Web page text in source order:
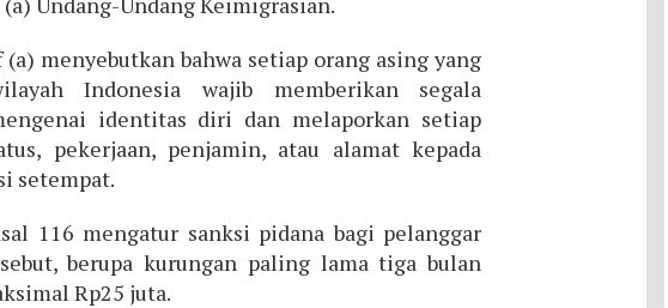
(a) menyebutkan bahwa setiap orang asing yang
Indonesia wajib memberikan segala
identitas diri dan melaporkan setiap
pekerjaan, penjamin, atau alamat kepada
setempat.
116 mengatur sanksi pidana bagi pelanggar
berupa kurungan paling lama tiga bulan
Rp25 juta.